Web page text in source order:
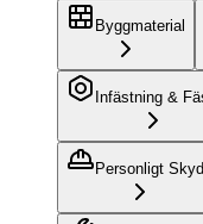
Byggmaterial
Infästning &
Personligt